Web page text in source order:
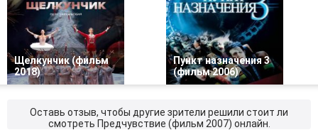
Щелкунчик (фильм
2018)
Пункт назначения 3
(фильм 2006)
Оставь отзыв, чтобы другие зрители решили стоит ли
смотреть Предчувствие (фильм 2007) онлайн.